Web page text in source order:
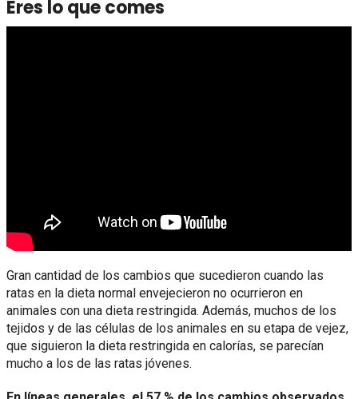
Eres lo que comes
Gran cantidad de los cambios que sucedieron cuando las
ratas en la dieta normal envejecieron no ocurrieron en
animales con una dieta restringida. Además, muchos de los
tejidos y de las células de los animales en su etapa de vejez,
que siguieron la dieta restringida en calorías, se parecían
mucho a los de las ratas jóvenes.